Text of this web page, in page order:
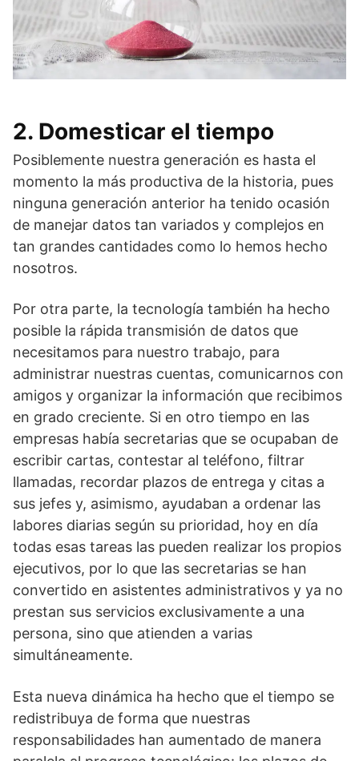
2. Domesticar el tiempo
Posiblemente nuestra generación es hasta el
momento la más productiva de la historia, pues
ninguna generación anterior ha tenido ocasión
de manejar datos tan variados y complejos en
tan grandes cantidades como lo hemos hecho
nosotros.
Por otra parte, la tecnología también ha hecho
posible la rápida transmisión de datos que
necesitamos para nuestro trabajo, para
administrar nuestras cuentas, comunicarnos con
amigos y organizar la información que recibimos
en grado creciente. Si en otro tiempo en las
empresas había secretarias que se ocupaban de
escribir cartas, contestar al teléfono, filtrar
llamadas, recordar plazos de entrega y citas a
sus jefes y, asimismo, ayudaban a ordenar las
labores diarias según su prioridad, hoy en día
todas esas tareas las pueden realizar los propios
ejecutivos, por lo que las secretarias se han
convertido en asistentes administrativos y ya no
prestan sus servicios exclusivamente a una
persona, sino que atienden a varias
simultáneamente.
Esta nueva dinámica ha hecho que el tiempo se
redistribuya de forma que nuestras
responsabilidades han aumentado de manera